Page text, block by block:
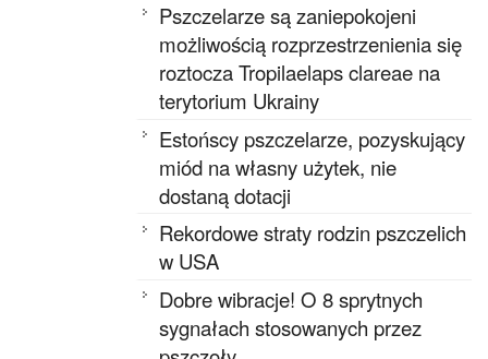
Pszczelarze są zaniepokojeni
możliwością rozprzestrzenienia się
roztocza Tropilaelaps clareae na
terytorium Ukrainy
Estońscy pszczelarze, pozyskujący
miód na własny użytek, nie
dostaną dotacji
Rekordowe straty rodzin pszczelich
w USA
Dobre wibracje! O 8 sprytnych
sygnałach stosowanych przez